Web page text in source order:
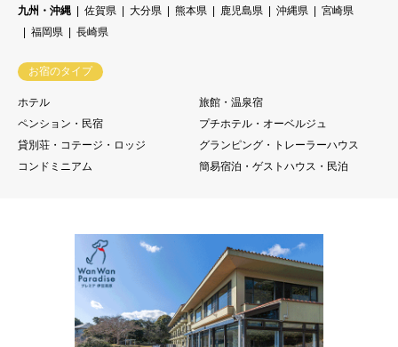
九州・沖縄
佐賀県 大分県 熊本県 鹿児島県 沖縄県
宮崎県
福岡県
長崎県
お宿のタイプ
ホテル
旅館・温泉宿
ペンション・民宿
プチホテル・オーベルジュ
貸別荘・コテージ・ロッジ
グランピング・トレーラーハウス
コンドミニアム
簡易宿泊・ゲストハウス・民泊